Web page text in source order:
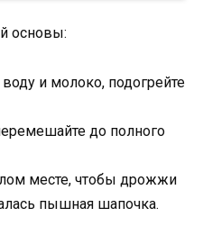
основы:
и молоко, подогрейте
до полного
месте, чтобы дрожжи
пышная шапочка.